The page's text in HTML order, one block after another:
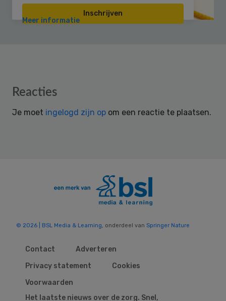
Inschrijven
Meer informatie
Reader
Reacties
Je moet ingelogd zijn op om een reactie te plaatsen.
© 2026 | BSL Media & Learning, onderdeel van Springer Nature
Contact
Adverteren
Privacy statement
Cookies
Voorwaarden
Het laatste nieuws over de zorg. Snel,